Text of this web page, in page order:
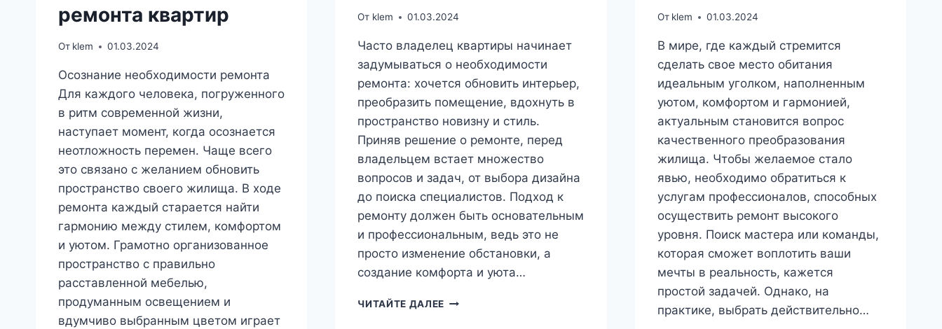
ремонта квартир
От klem 01.03.2024
Осознание необходимости ремонта
Для каждого человека, погруженного
в ритм современной жизни,
наступает момент, когда осознается
неотложность перемен. Чаще всего
это связано с желанием обновить
пространство своего жилища. В ходе
ремонта каждый старается найти
гармонию между стилем, комфортом
и уютом. Грамотно организованное
пространство с правильно
расставленной мебелью,
продуманным освещением и
вдумчиво выбранным цветом играет
От klem 01.03.2024
Часто владелец квартиры начинает
задумываться о необходимости
ремонта: хочется обновить интерьер,
преобразить помещение, вдохнуть в
пространство новизну и стиль.
Приняв решение о ремонте, перед
владельцем встает множество
вопросов и задач, от выбора дизайна
до поиска специалистов. Подход к
ремонту должен быть основательным
и профессиональным, ведь это не
просто изменение обстановки, а
создание комфорта и уюта…
ЧИТАЙТЕ ДАЛЕЕ РЕМОНТ
От klem 01.03.2024
В мире, где каждый стремится
сделать свое место обитания
идеальным уголком, наполненным
уютом, комфортом и гармонией,
актуальным становится вопрос
качественного преобразования
жилища. Чтобы желаемое стало
явью, необходимо обратиться к
услугам профессионалов, способных
осуществить ремонт высокого
уровня. Поиск мастера или команды,
которая сможет воплотить ваши
мечты в реальность, кажется
простой задачей. Однако, на
практике, выбрать действительно…